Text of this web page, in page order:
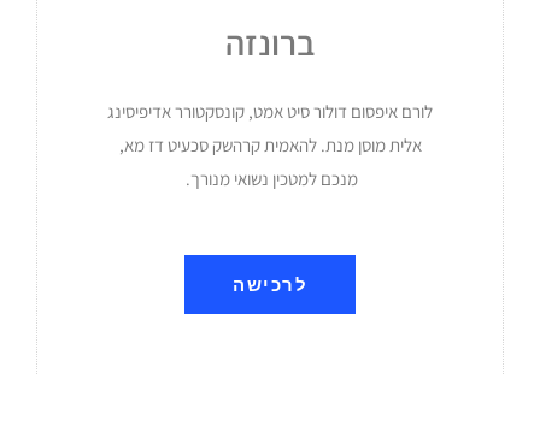
ברונזה
לורם איפסום דולור סיט אמט, קונסקטורר אדיפיסינג
אלית מוסן מנת. להאמית קרהשק סכעיט דז מא,
מנכם למטכין נשואי מנורך.
לרכישה